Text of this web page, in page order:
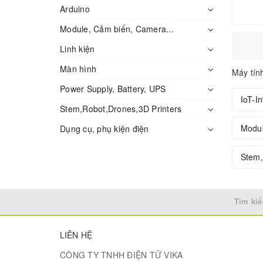
Milesight
Mpression
Connect Tech Inc
Ursalink
MATRIX LABS
Sipeed
Lenovo
EPCB.VN
Arduino
Module, Cảm biến, Camera...
Linh kiện
Màn hình
Power Supply, Battery, UPS
Stem,Robot,Drones,3D Printers
Dụng cụ, phụ kiện điện
Máy
IoT-
Tìm
LIÊN HỆ
CÔNG TY TNHH ĐIỆN TỬ VIKA